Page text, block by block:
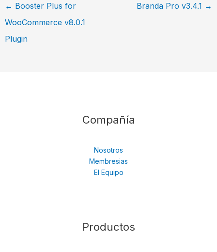
← Booster Plus for
WooCommerce v8.0.1
Plugin
Branda Pro v3.4.1 →
Compañía
Nosotros
Membresias
El Equipo
Productos